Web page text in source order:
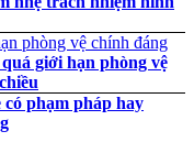
giới hạn phòng vệ
phạm pháp hay